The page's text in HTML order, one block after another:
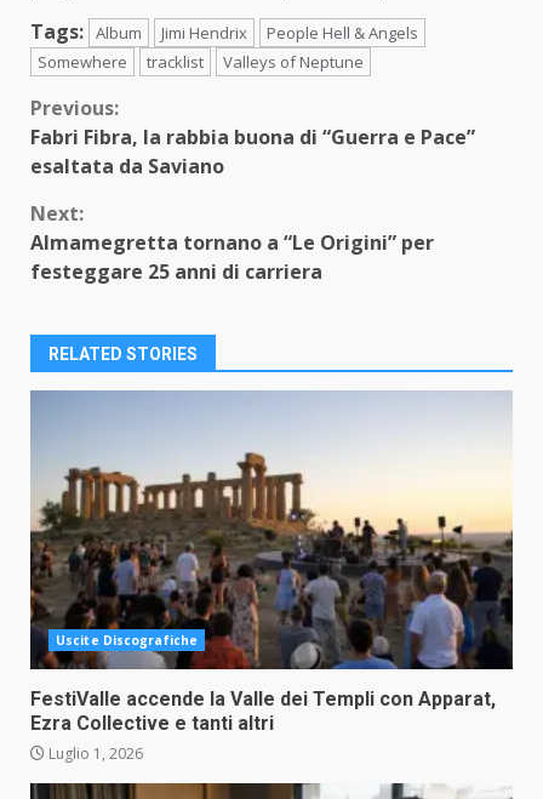
Tags: Album Jimi Hendrix
People Hell & Angels
Somewhere
tracklist Valleys of Neptune
Continue
Reading
Previous:
Fabri Fibra, la rabbia buona di “Guerra e Pace”
esaltata da Saviano
Next:
Almamegretta tornano a “Le Origini” per
festeggare 25 anni di carriera
RELATED STORIES
Uscite Discografiche
FestiValle accende la Valle dei Templi con Apparat,
Ezra Collective e tanti altri
Luglio 1, 2026